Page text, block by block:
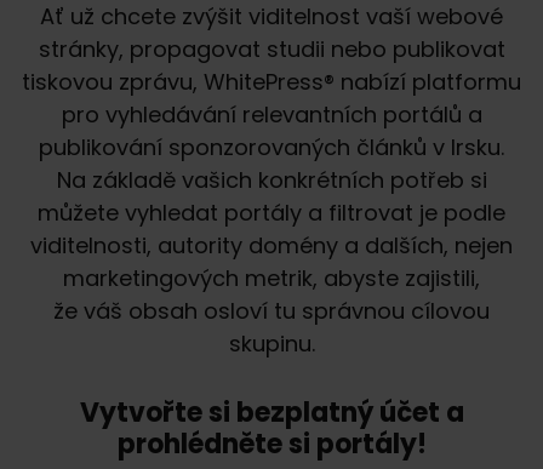
Ať už chcete zvýšit viditelnost vaší webové
stránky, propagovat studii nebo publikovat
tiskovou zprávu, WhitePress® nabízí platformu
pro vyhledávání relevantních portálů a
publikování sponzorovaných článků v Irsku.
Na základě vašich konkrétních potřeb si
můžete vyhledat portály a filtrovat je podle
viditelnosti, autority domény a dalších, nejen
marketingových metrik, abyste zajistili,
že váš obsah osloví tu správnou cílovou
skupinu.
Vytvořte si bezplatný účet a
prohlédněte si portály!